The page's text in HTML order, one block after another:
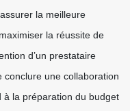
la meilleure
la réussite de
d’un prestataire
conclure une collaboration
à la préparation du budget